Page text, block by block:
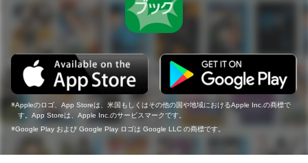
Appleのロゴ、App Storeは、米国もしくはその他の国や地域におけるApple Inc.の商標で
す。App Storeは、Apple Inc.のサービスマークです。
Google Play および Google Play ロゴは Google LLC の商標です。